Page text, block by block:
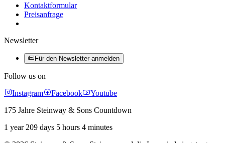
Kontaktformular
Preisanfrage
Newsletter
Für den Newsletter anmelden
Follow us on
Instagram
Facebook
Youtube
175 Jahre Steinway & Sons Countdown
1 year 209 days 5 hours 4 minutes